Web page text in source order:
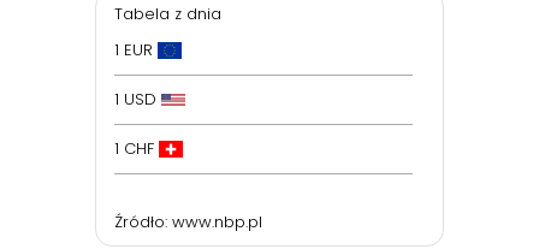
Tabela z dnia
1 EUR
1 USD
1 CHF
Źródło: www.nbp.pl